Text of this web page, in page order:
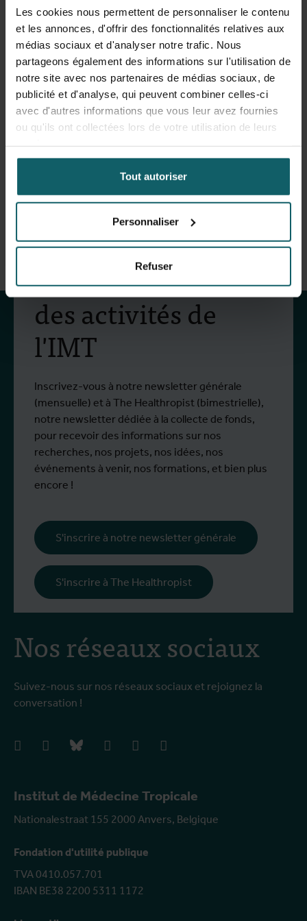
Les cookies nous permettent de personnaliser le contenu
et les annonces, d'offrir des fonctionnalités relatives aux
médias sociaux et d'analyser notre trafic. Nous
partageons également des informations sur l'utilisation de
notre site avec nos partenaires de médias sociaux, de
publicité et d'analyse, qui peuvent combiner celles-ci
avec d'autres informations que vous leur avez fournies
ou qu'ils ont collectées lors de votre utilisation de leurs
Tout autoriser
Personnaliser
Refuser
Humaine et en Démographie) in Benin, The National
Maternal and Child Health Centre (NMCHC) in Cambodia
and with the World Health Organization and Jhpiego in
Afghanistan.
Prior to joining ITM, I worked as a post-doctoral
researcher at the Sydney School of Public Health,
University of Sydney in maternal and perinatal health and
where I also hold an honorary position. I have also
maternal and newborn health programming and
evaluation projects and at The George Institute for Global
Institut de Médecine Tropicale
Nationalestraat 155 2000 Anvers, Belgique
Fondation d'utilité publique
TVA 0410.057.701
IBAN BE38 2200 5311 1172
Nos réseaux sociaux
Suivez-nous sur nos réseaux sociaux et rejoignez la
conversation !
facebookinstagrambluesky linkedIn youtube
Restez au courant
des activités de
l'IMT
Inscrivez-vous à notre newsletter générale
(mensuelle) et à The Healthropist (bimestrielle),
notre newsletter dédiée à la collecte de fonds,
pour recevoir des informations sur nos
recherches, nos projets, nos idées, nos
événements à venir, nos formations, et bien plus
encore !
S'inscrire à notre newsletter générale
S'inscrire à The Healthropist